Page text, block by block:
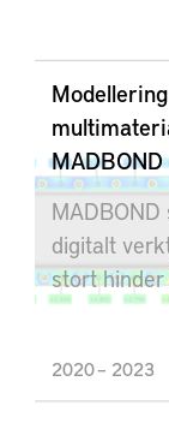
MADBOND
digitalt
stort
2020 – 2023